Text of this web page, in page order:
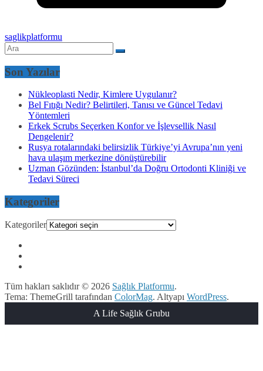
saglikplatformu
Son Yazılar
Nükleoplasti Nedir, Kimlere Uygulanır?
Bel Fıtığı Nedir? Belirtileri, Tanısı ve Güncel Tedavi
Yöntemleri
Erkek Scrubs Seçerken Konfor ve İşlevsellik Nasıl
Dengelenir?
Rusya rotalarındaki belirsizlik Türkiye’yi Avrupa’nın yeni
hava ulaşım merkezine dönüştürebilir
Uzman Gözünden: İstanbul’da Doğru Ortodonti Kliniği ve
Tedavi Süreci
Kategoriler
Kategoriler
Tüm hakları saklıdır © 2026 Sağlık Platformu.
Tema: ThemeGrill tarafından ColorMag. Altyapı WordPress.
A Life Sağlık Grubu